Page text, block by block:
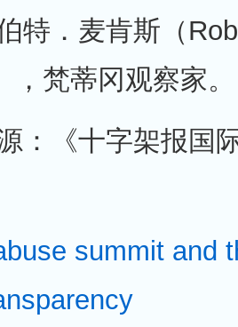
特．麦肯斯（
，梵蒂冈观察家。
：《十字架报国
summit and